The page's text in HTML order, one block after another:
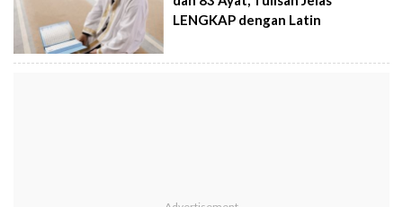
LENGKAP dengan Latin